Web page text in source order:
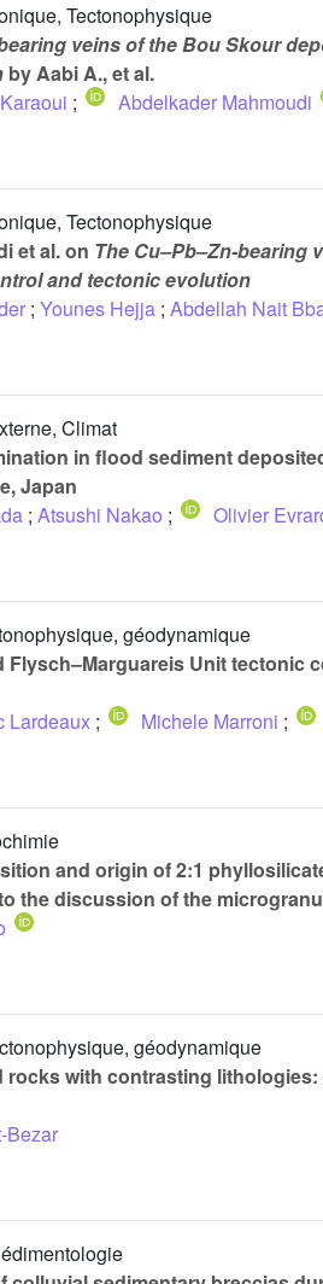
Tectonophysique
veins of the Bou Skour
by Aabi A., et al.
; Abdelkader Mahmoudi
Tectonophysique
et al. on The Cu–Pb–Zn-bearing
and tectonic evolution
; Younes Hejja ; Abdellah Nait
Climat
in flood sediment
Japan
; Atsushi Nakao ; Olivier
géodynamique
Flysch–Marguareis Unit
Lardeaux ; Michele Marroni ;
and origin of 2:1
the discussion of the
géodynamique
rocks with contrasting
Bezar